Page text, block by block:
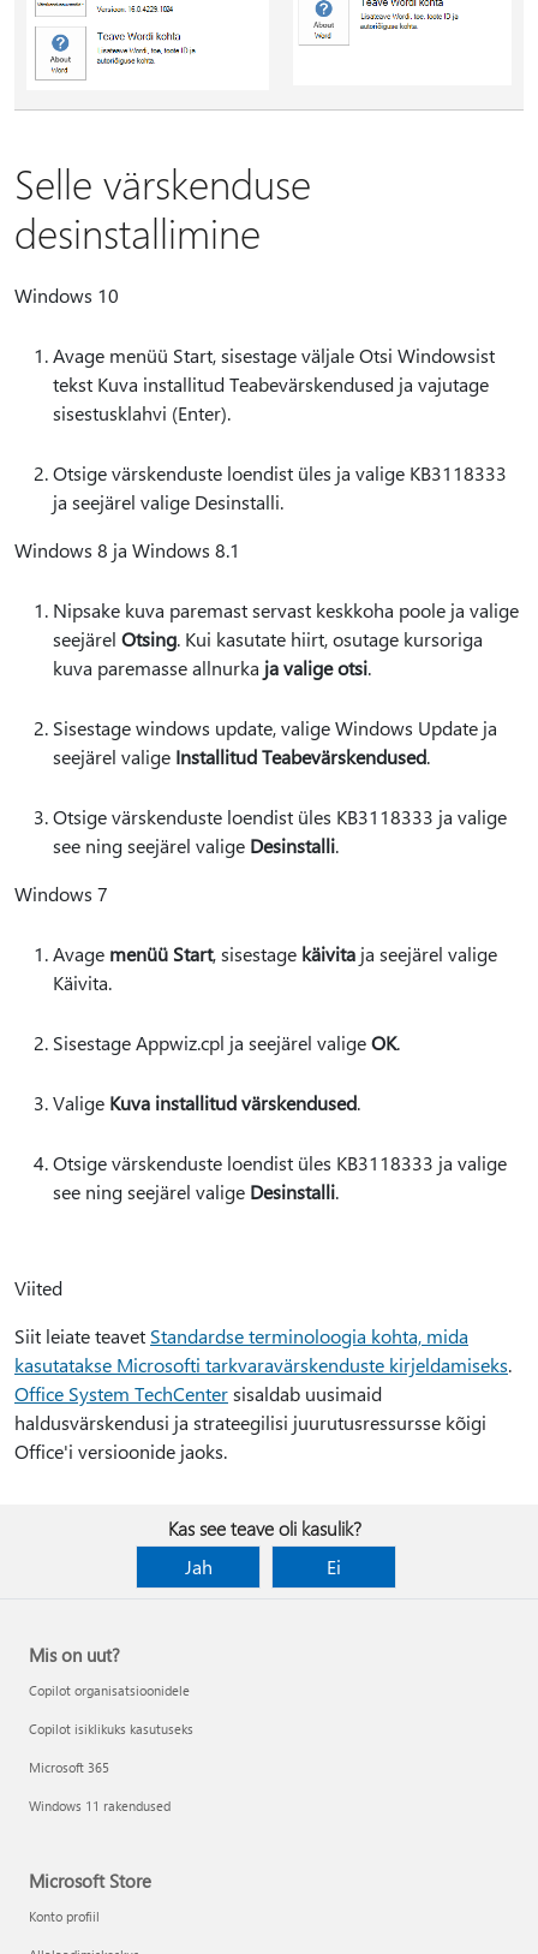
Selle värskenduse
desinstallimine
Windows 10
Avage menüü Start, sisestage väljale Otsi Windowsist
tekst Kuva installitud Teabevärskendused ja vajutage
sisestusklahvi (Enter).
Otsige värskenduste loendist üles ja valige KB3118333
ja seejärel valige Desinstalli.
Windows 8 ja Windows 8.1
Nipsake kuva paremast servast keskkoha poole ja valige
seejärel Otsing. Kui kasutate hiirt, osutage kursoriga
kuva paremasse allnurka ja valige otsi.
Sisestage windows update, valige Windows Update ja
seejärel valige Installitud Teabevärskendused.
Otsige värskenduste loendist üles KB3118333 ja valige
see ning seejärel valige Desinstalli.
Windows 7
Avage menüü Start, sisestage käivita ja seejärel valige
Käivita.
Sisestage Appwiz.cpl ja seejärel valigeOK.
Valige Kuva installitud värskendused.
Otsige värskenduste loendist üles KB3118333 ja valige
see ning seejärel valige Desinstalli.
Viited
Siit leiate teavet Standardse terminoloogia kohta, mida
kasutatakse Microsofti tarkvaravärskenduste kirjeldamiseks.
Office System TechCentersisaldab uusimaid
haldusvärskendusi ja strateegilisi juurutusressursse kõigi
Office'i versioonide jaoks.
Kas see teave oli kasulik?
Jah
Ei
Mis on uut?
Copilot organisatsioonidele
Copilot isiklikuks kasutuseks
Microsoft 365
Windows 11 rakendused
Microsoft Store
Konto profiil